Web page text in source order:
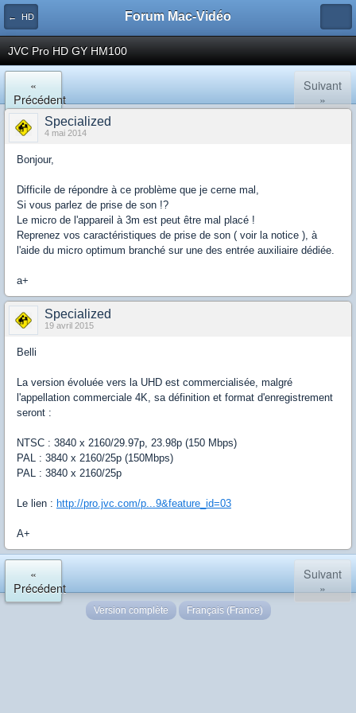
← HD Forum Mac-Vidéo
JVC Pro HD GY HM100
«
Précédent
Suivant
»
Specialized
4 mai 2014
Bonjour,
Difficile de répondre à ce problème que je cerne mal,
Si vous parlez de prise de son !?
Le micro de l'appareil à 3m est peut être mal placé !
Reprenez vos caractéristiques de prise de son ( voir la notice ), à
l'aide du micro optimum branché sur une des entrée auxiliaire dédiée.
a+
Specialized
19 avril 2015
Belli
La version évoluée vers la UHD est commercialisée, malgré
l'appellation commerciale 4K, sa définition et format d'enregistrement
seront :
NTSC : 3840 x 2160/29.97p, 23.98p (150 Mbps)
PAL : 3840 x 2160/25p (150Mbps)
PAL : 3840 x 2160/25p
Le lien : http://pro.jvc.com/p...9&feature_id=03
A+
«
Précédent
Suivant
»
Version complète Français (France)